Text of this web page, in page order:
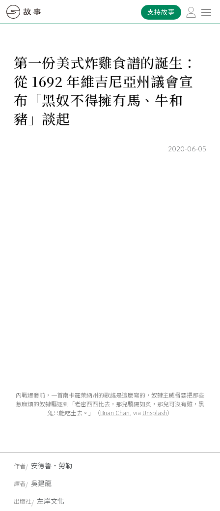
支持故事
第一份美式炸雞食譜的誕生：
從 1692 年維吉尼亞州議會宣
布「黑奴不得擁有馬、牛和
豬」談起
2020-06-05
內戰爆發前，一首南卡羅萊納州的歌謠是這麼寫的，奴隸主威脅要把那些
惹麻煩的奴隸驅逐到「老密西西比去，那兒驕陽如炙，那兒可沒有雞，黑
鬼只能吃土去。」（Brian Chan , via Unsplash）
作者 安德魯・勞勒
譯者 吳建龍
出版社 左岸文化